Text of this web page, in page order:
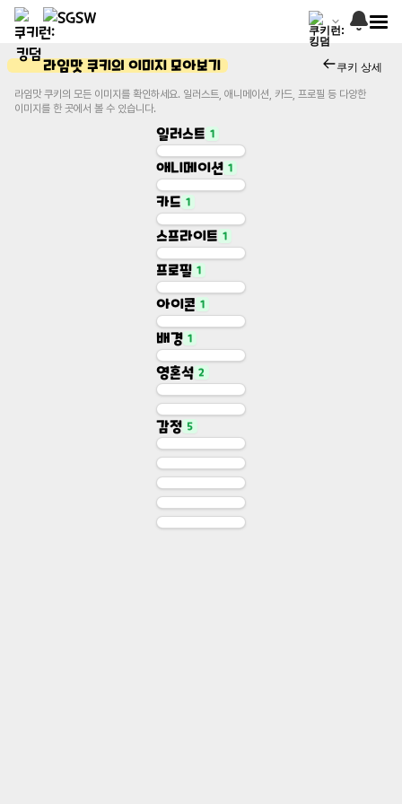
라임맛 쿠키의 이미지 모아보기 쿠키 상세
라임맛 쿠키의 모든 이미지를 확인하세요. 일러스트, 애니메이션, 카드, 프로필 등 다양한
이미지를 한 곳에서 볼 수 있습니다.
일러스트 1
Illustration
일러스트
애니메이션 1
Animation
애니메이션
카드 1
Character Card
카드
스프라이트 1
Base Sprite
스프라이트
프로필 1
Profile
프로필
아이콘 1
Icon
아이콘
배경 1
영혼석 2
Soulstone
영혼석
Soulcore
감정 5
Story Sprite: 동경
감정 Story Sprite: 언짢음
감정 Story Sprite: 기쁨
감정 Story Sprite: 슬픔